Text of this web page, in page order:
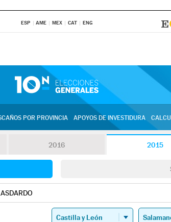
ESP AME MEX CAT ENG
POR PROVINCIA APOYOS DE INVESTIDURA
2016 2015